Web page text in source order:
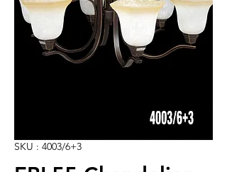
SKU : 4003/6+3